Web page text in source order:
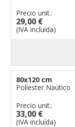
Precio unit.:
29,00 €
(IVA incluída)
80x120 cm
Poliester Naútico
Precio unit.:
33,00 €
(IVA incluída)